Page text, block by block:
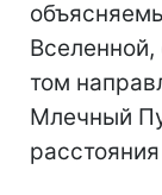
Вселенной,
том
Млечный